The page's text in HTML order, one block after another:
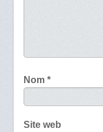
Nom *
Site web